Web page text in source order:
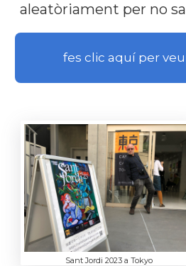
aleatòriament per no
fes clic aquí per
Sant Jordi 2023 a Tokyo